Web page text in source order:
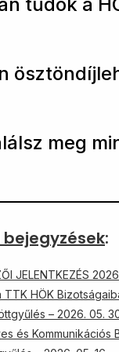
meg
:
JELENTKEZÉS 2026
HÖK
– 2026. 05.
és Kommunikációs